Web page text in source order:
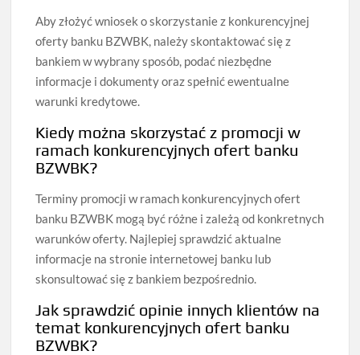
Aby złożyć wniosek o skorzystanie z konkurencyjnej
oferty banku BZWBK, należy skontaktować się z
bankiem w wybrany sposób, podać niezbędne
informacje i dokumenty oraz spełnić ewentualne
warunki kredytowe.
Kiedy można skorzystać z promocji w
ramach konkurencyjnych ofert banku
BZWBK?
Terminy promocji w ramach konkurencyjnych ofert
banku BZWBK mogą być różne i zależą od konkretnych
warunków oferty. Najlepiej sprawdzić aktualne
informacje na stronie internetowej banku lub
skonsultować się z bankiem bezpośrednio.
Jak sprawdzić opinie innych klientów na
temat konkurencyjnych ofert banku
BZWBK?